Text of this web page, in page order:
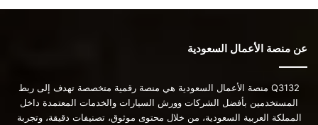
عن منصة الأعمال السعودية
Q3132 منصة الأعمال السعودية هي منصة رقمية متخصصة تهدف إلى ربط
المستخدمين بأفضل الشركات وورش السيارات والخدمات المعتمدة داخل
المملكة العربية السعودية، من خلال محتوى موثوق، تصنيفات دقيقة، وتجربة